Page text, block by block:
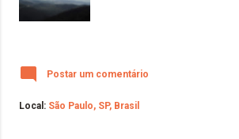
Postar um comentário
Local: São Paulo, SP, Brasil